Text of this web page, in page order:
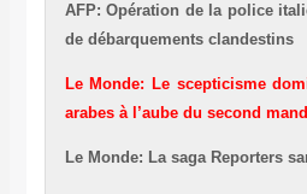
AFP: Opération de la police
de débarquements clandestins
Le Monde: Le scepticisme
arabes à l’aube du second
Le Monde: La saga Reporters